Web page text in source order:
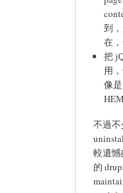
到
在
把
用
像
不過不
較遺
的